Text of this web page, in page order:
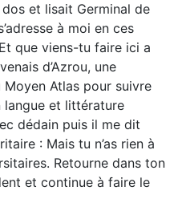
et lisait Germinal de
à moi en ces
que viens-tu faire ici a
d’Azrou, une
Atlas pour suivre
langue et littérature
dédain puis il me dit
: Mais tu n’as rien à
Retourne dans ton
et continue à faire le